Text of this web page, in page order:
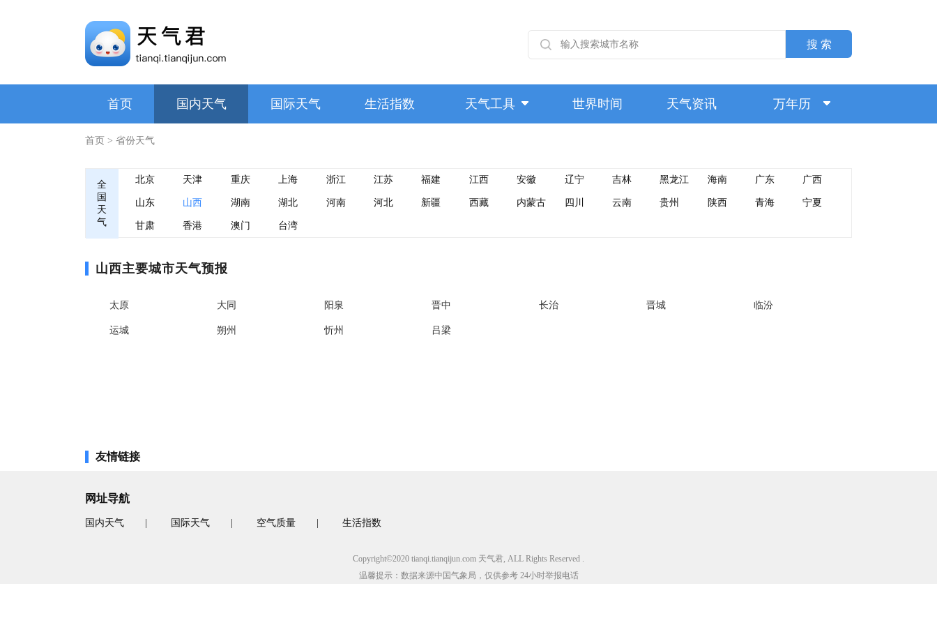
搜 索
首页 国内天气 国际天气 生活指数 天气工具 世界时间 天气资讯 万年历
首页 > 省份天气
全
国
天
气
北京 天津 重庆 上海 浙江 江苏 福建 江西 安徽 辽宁 吉林 黑龙江 海南 广东 广西
山东 山西 湖南 湖北 河南 河北 新疆 西藏 内蒙古 四川 云南 贵州 陕西 青海 宁夏
甘肃 香港 澳门 台湾
山西主要城市天气预报
太原 大同 阳泉 晋中 长治 晋城 临汾
运城 朔州 忻州 吕梁
友情链接
网址导航
国内天气 国际天气 空气质量 生活指数
Copyright©2020 tianqi.tianqijun.com 天气君, ALL Rights Reserved .
温馨提示：数据来源中国气象局，仅供参考 24小时举报电话